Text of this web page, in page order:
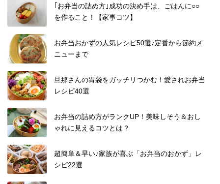
｢お弁当の詰め方｣成功の決め手は、ごはんに○○
を作ること！【家事コツ】
お弁当おかずの人気レシピ50選♪定番から節約メ
ニューまで
旦那さんの胃袋をガッチリつかむ！愛されお弁当
レシピ40選
お弁当の詰め方がランクUP！美味しそう＆おし
ゃれに見えるコツとは？
超簡単＆早い♪家族が喜ぶ「お弁当のおかず」レ
シピ22選